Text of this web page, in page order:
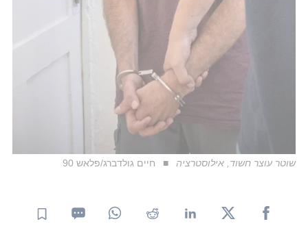
שוטר עוצר חשוד, אילוסטרציה חיים גולדברג/פלאש 90